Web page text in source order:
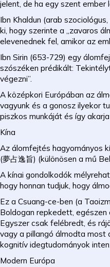
jelent, de ha egy szent ember
Ibn Khaldun (arab
ki, hogy szerinte a „zavaros
elevenednek fel, amikor az
Ibn Sirin (653-729) egy
szószéken prédikált:
végezni”.
A középkori Európában az
vagyunk és a gonosz ilyekor
piszkos munkáját és így
Kína
Az álomfejtés hagyományos
(夢占逸旨) (különösen a mű
A kínai gondolkodók
hogy honnan tudjuk, hogy
Ez a Csuang-ce-ben (a
Boldogan repkedett,
Egyszer csak felébredt, és
vagy a pillangó álmodta most
kognitív idegtudományok
Modern Európa